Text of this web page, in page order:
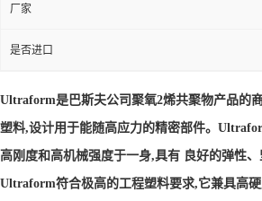
厂家
是否进口
Ultraform是巴斯夫公司聚氧2烯共聚物产品的
塑料,设计用于能随高应力的精密部件。
高刚度和高机械强度于一身,具有 良好的弹性
Ultraform符合极高的工程塑料要求,它兼具高